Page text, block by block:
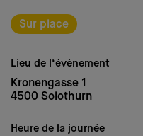
Sur place
Lieu de l‘évènement
Kronengasse 1
4500 Solothurn
Heure de la journée